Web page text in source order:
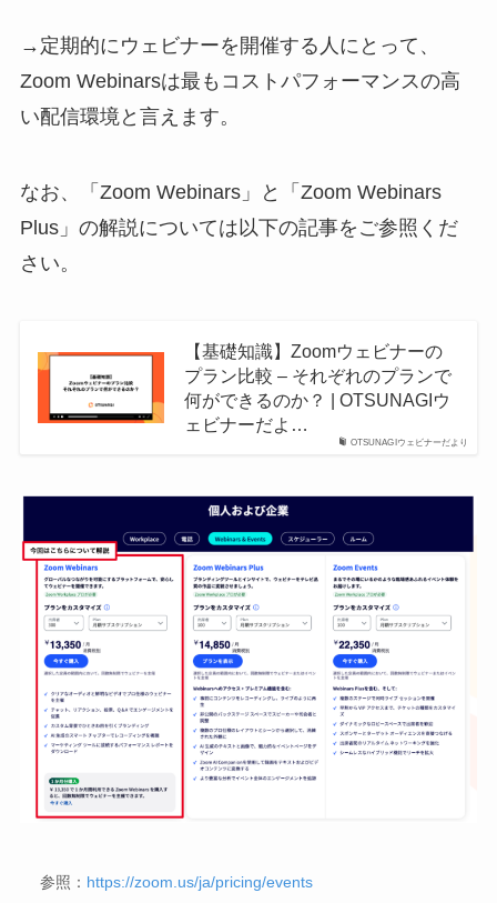
→定期的にウェビナーを開催する人にとって、
Zoom Webinarsは最もコストパフォーマンスの高
い配信環境と言えます。
なお、「Zoom Webinars」と「Zoom Webinars
Plus」の解説については以下の記事をご参照くだ
さい。
OTSUNAGIウェビナーだより
【基礎知識】Zoomウェビナーの
プラン比較 – それぞれのプランで
何ができるのか？ | OTSUNAGIウ
ェビナーだよ…
参照： https://zoom.us/ja/pricing/events